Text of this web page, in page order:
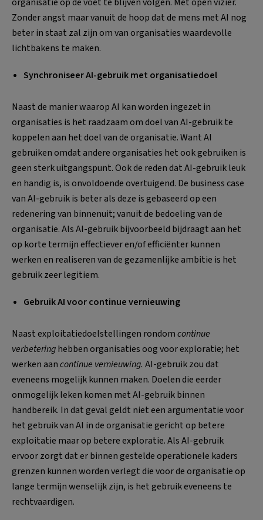
Zonder angst maar vanuit de hoop dat de mens met AI nog
beter in staat zal zijn om van organisaties waardevolle
lichtbakens te maken.
Synchroniseer AI-gebruik met organisatiedoel
Naast de manier waarop AI kan worden ingezet in
organisaties is het raadzaam om doel van AI-gebruik te
koppelen aan het doel van de organisatie. Want AI
gebruiken omdat andere organisaties het ook gebruiken is
geen sterk uitgangspunt. Ook de reden dat AI-gebruik leuk
en handig is, is onvoldoende overtuigend. De business case
van AI-gebruik is beter als deze is gebaseerd op een
redenering van binnenuit; vanuit de bedoeling van de
organisatie. Als AI-gebruik bijvoorbeeld bijdraagt aan het
op korte termijn effectiever en/of efficiënter kunnen
werken en realiseren van de gezamenlijke ambitie is het
gebruik zeer legitiem.
Gebruik AI voor continue vernieuwing
Naast exploitatiedoelstellingen rondomcontinue
verbeteringhebben organisaties oog voor exploratie; het
werken aancontinue vernieuwing. AI-gebruik zou dat
eveneens mogelijk kunnen maken. Doelen die eerder
onmogelijk leken komen met AI-gebruik binnen
handbereik. In dat geval geldt niet een argumentatie voor
het gebruik van AI in de organisatie gericht op betere
exploitatie maar op betere exploratie. Als AI-gebruik
ervoor zorgt dat er binnen gestelde operationele kaders
grenzen kunnen worden verlegt die voor de organisatie op
lange termijn wenselijk zijn, is het gebruik eveneens te
rechtvaardigen.